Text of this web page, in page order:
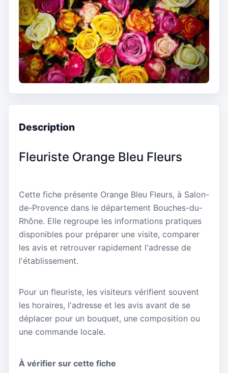
Description
Fleuriste Orange Bleu Fleurs
Cette fiche présente Orange Bleu Fleurs, à Salon-
de-Provence dans le département Bouches-du-
Rhône. Elle regroupe les informations pratiques
disponibles pour préparer une visite, comparer
les avis et retrouver rapidement l'adresse de
l'établissement.
Pour un fleuriste, les visiteurs vérifient souvent
les horaires, l'adresse et les avis avant de se
déplacer pour un bouquet, une composition ou
une commande locale.
À vérifier sur cette fiche